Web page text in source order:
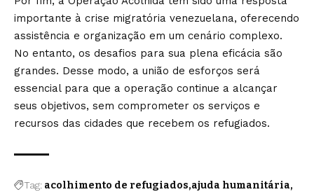
importante à crise migratória venezuelana, oferecendo
assistência e organização em um cenário complexo.
No entanto, os desafios para sua plena eficácia são
grandes. Desse modo, a união de esforços será
essencial para que a operação continue a alcançar
seus objetivos, sem comprometer os serviços e
recursos das cidades que recebem os refugiados.
Tag: acolhimento de refugiados ajuda humanitária